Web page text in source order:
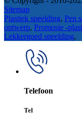
Sitemap
Plastiek speelding, Pen
ontwerp, Promosie -
Lekkergoed speelding,
Telefoon
Tel